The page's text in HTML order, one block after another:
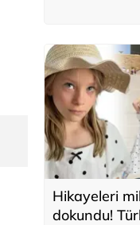
Hikayeleri
dokundu!